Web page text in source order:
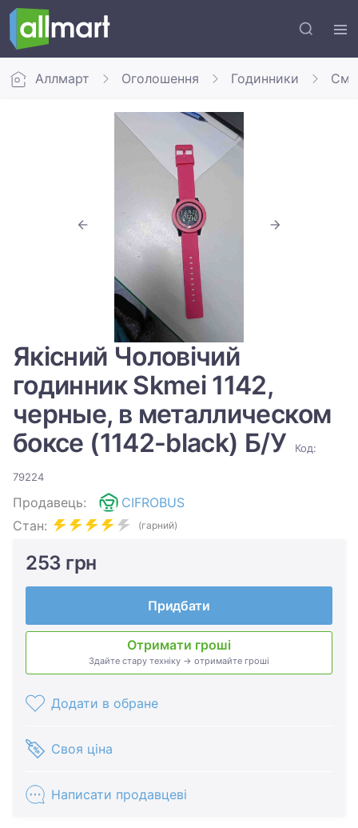
Аллмарт Оголошення Годинники
Якісний Чоловічий
годинник Skmei 1142,
черные, в металлическом
боксе (1142-black) Б/У
Код:
79224
Продавець:
CIFROBUS
Стан:
(гарний)
253 грн
Придбати
Отримати гроші
Здайте стару техніку → отримайте гроші
Додати в обране
Своя ціна
Написати продавцеві